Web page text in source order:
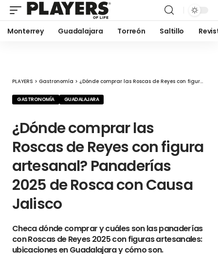
Monterrey Guadalajara Torreón Saltillo
PLAYERS > Gastronomía > ¿Dónde comprar las Roscas de Reyes con figura artesanal? Panaderías 2025 de Rosca con Causa Jalisco
GASTRONOMÍA GUADALAJARA
¿Dónde comprar las
Roscas de Reyes con figura
artesanal? Panaderías
2025 de Rosca con Causa
Jalisco
Checa dónde comprar y cuáles son las panaderías
con Roscas de Reyes 2025 con figuras artesanales:
ubicaciones en Guadalajara y cómo son.